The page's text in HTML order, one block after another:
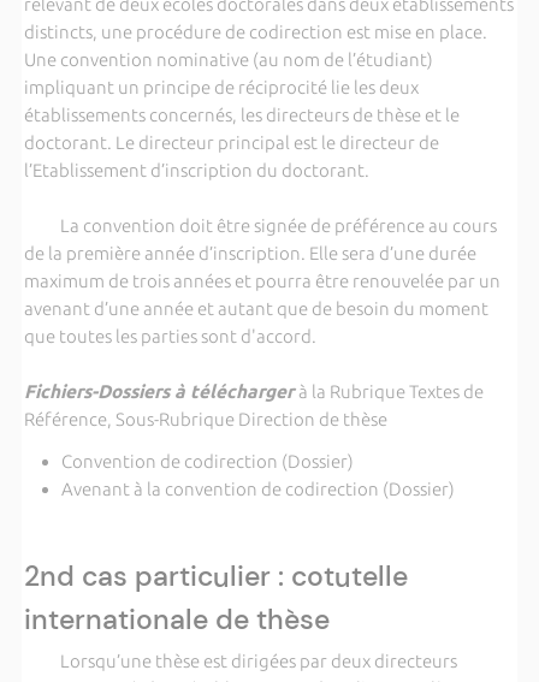
relevant de deux écoles doctorales dans deux établissements
distincts, une procédure de codirection est mise en place.
Une convention nominative (au nom de l’étudiant)
impliquant un principe de réciprocité lie les deux
établissements concernés, les directeurs de thèse et le
doctorant. Le directeur principal est le directeur de
l’Etablissement d’inscription du doctorant.
La convention doit être signée de préférence au cours
de la première année d’inscription. Elle sera d’une durée
maximum de trois années et pourra être renouvelée par un
avenant d’une année et autant que de besoin du moment
que toutes les parties sont d'accord.
Fichiers-Dossiers à téléchargerà la Rubrique Textes de
Référence, Sous-Rubrique Direction de thèse
Convention de codirection (Dossier)
Avenant à la convention de codirection (Dossier)
2nd cas particulier : cotutelle
internationale de thèse
Lorsqu’une thèse est dirigées par deux directeurs